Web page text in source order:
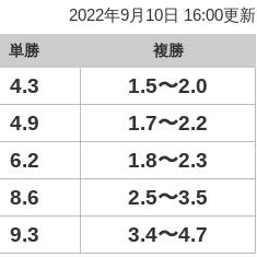
2022年9月10日 16:00更新
単勝 複勝
4.3
1.5〜2.0
4.9
1.7〜2.2
6.2
1.8〜2.3
8.6
2.5〜3.5
9.3
3.4〜4.7